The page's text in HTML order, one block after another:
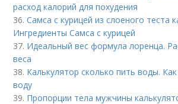
расход калорий для похудения
36.Самса с курицей из слоеного теста
Ингредиенты Самса с курицей
37. Идеальный вес формула лоренца.
веса
38. Калькулятор сколько пить воды.
воду
39. Пропорции тела мужчины